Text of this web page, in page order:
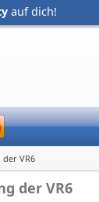
auf dich!
VR6
der VR6